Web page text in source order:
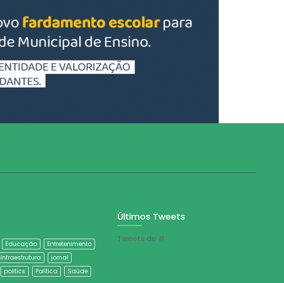
Educação
Entretenimento
Infraestrutura
jornal
politics Política
Saúde
Últimos Tweets
Tweets de #